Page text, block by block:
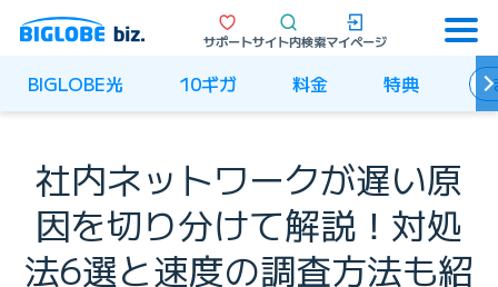
サポートサイト内検索マイページ
BIGLOBE光 10ギガ 料金 特典
社内ネットワークが遅い原
因を切り分けて解説！ 対処
法6選と速度の調査方法も紹